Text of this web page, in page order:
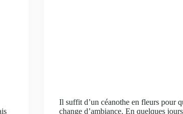
Il suffit d’un céanothe en fleurs pour
change d’ambiance. En quelques